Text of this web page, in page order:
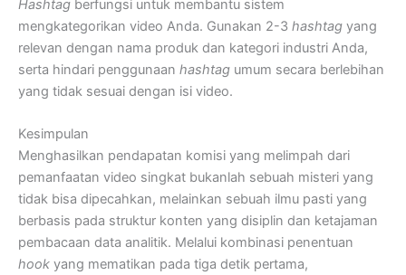
Hashtag berfungsi untuk membantu sistem
mengkategorikan video Anda. Gunakan 2-3 hashtag yang
relevan dengan nama produk dan kategori industri Anda,
serta hindari penggunaan hashtag umum secara berlebihan
yang tidak sesuai dengan isi video.
Kesimpulan
Menghasilkan pendapatan komisi yang melimpah dari
pemanfaatan video singkat bukanlah sebuah misteri yang
tidak bisa dipecahkan, melainkan sebuah ilmu pasti yang
berbasis pada struktur konten yang disiplin dan ketajaman
pembacaan data analitik. Melalui kombinasi penentuan
hook yang mematikan pada tiga detik pertama,